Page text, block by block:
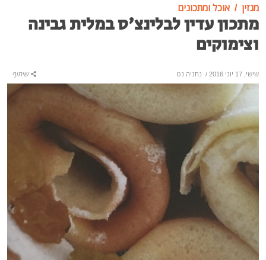
מגזין אוכל ומתכונים
מתכון עדין לבלינצ'ס במלית גבינה
וצימוקים
שישי, 17 יוני 2016 / נתניה נט שיתוף